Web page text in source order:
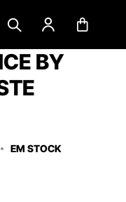
BY
EM STOCK